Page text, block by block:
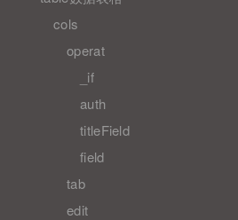
cols
operat
_if
auth
titleField
field
tab
edit